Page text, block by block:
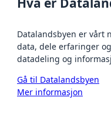
Datalandsbyen er vårt
data, dele erfaringer
datadeling og
Gå til Datalandsbyen
Mer informasjon